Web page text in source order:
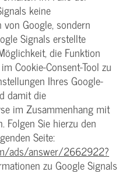
keine
von Google, sondern
Signals erstellte
die Funktion
Cookie-Consent-Tool zu
Ihres Google-
damit die
im Zusammenhang mit
Folgen Sie hierzu den
Seite:
ads/answer/2662922?
zu Google Signals